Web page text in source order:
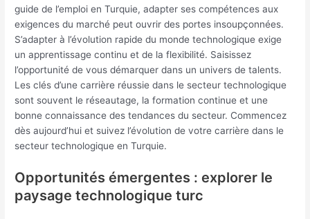
guide de l’emploi en Turquie, adapter ses compétences aux
exigences du marché peut ouvrir des portes insoupçonnées.
S’adapter à l’évolution rapide du monde technologique exige
un apprentissage continu et de la flexibilité. Saisissez
l’opportunité de vous démarquer dans un univers de talents.
Les clés d’une carrière réussie dans le secteur technologique
sont souvent le réseautage, la formation continue et une
bonne connaissance des tendances du secteur. Commencez
dès aujourd’hui et suivez l’évolution de votre carrière dans le
secteur technologique en Turquie.
Opportunités émergentes : explorer le
paysage technologique turc